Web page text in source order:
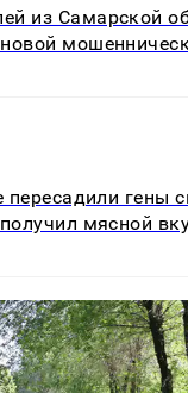
из Самарской
пересадили гены
мясной